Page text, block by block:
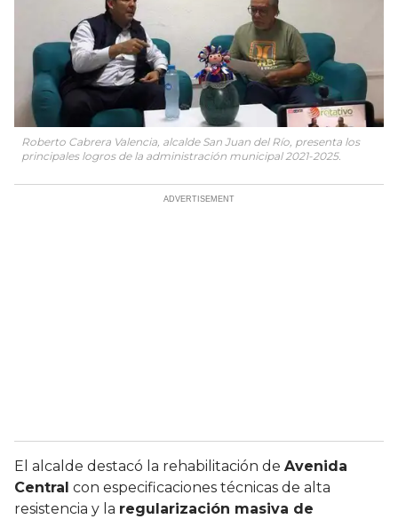
Roberto Cabrera Valencia, alcalde San Juan del Río, presenta los
principales logros de la administración municipal 2021-2025.
El alcalde destacó la rehabilitación de Avenida
Central con especificaciones técnicas de alta
resistencia y la regularización masiva de